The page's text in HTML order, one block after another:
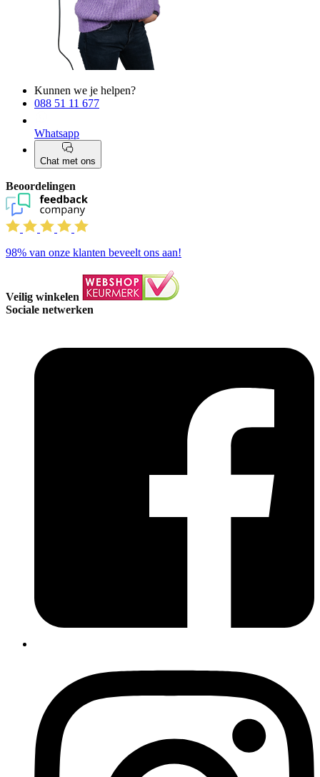
Kunnen we je helpen?
088 51 11 677
Whatsapp
Chat met ons
Beoordelingen
98% van onze klanten beveelt ons aan!
Veilig winkelen
Sociale netwerken